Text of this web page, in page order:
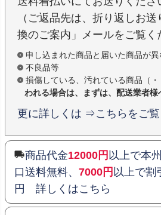
（ご返品先は、折り返しお
換のご案内」メールをご覧く
申し込まれた商品と届いた商品が
不良品等
損傷している、汚れている商品（・
われる場合は、まずは、配送業者様
更に詳しくは ⇒こちらをご覧
商品代金12000円 以上で本
口送料無料、 7000円 以上で割
円 詳しくはこちら